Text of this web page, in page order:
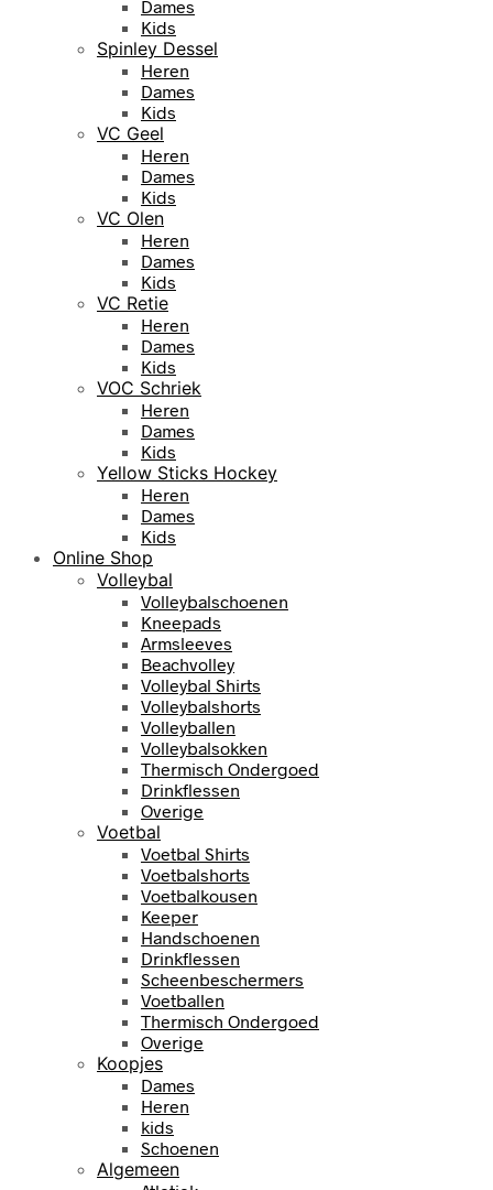
Dames
Kids
Spinley Dessel
Heren
Dames
Kids
VC Geel
Heren
Dames
Kids
VC Olen
Heren
Dames
Kids
VC Retie
Heren
Dames
Kids
VOC Schriek
Heren
Dames
Kids
Yellow Sticks Hockey
Heren
Dames
Kids
Online Shop
Volleybal
Volleybalschoenen
Kneepads
Armsleeves
Beachvolley
Volleybal Shirts
Volleybalshorts
Volleyballen
Volleybalsokken
Thermisch Ondergoed
Drinkflessen
Overige
Voetbal
Voetbal Shirts
Voetbalshorts
Voetbalkousen
Keeper
Handschoenen
Drinkflessen
Scheenbeschermers
Voetballen
Thermisch Ondergoed
Overige
Koopjes
Dames
Heren
kids
Schoenen
Algemeen